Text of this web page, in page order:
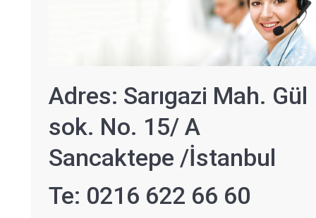
Adres: Sarıgazi Mah. Gül
sok. No. 15/ A
Sancaktepe /İstanbul
Te: 0216 622 66 60